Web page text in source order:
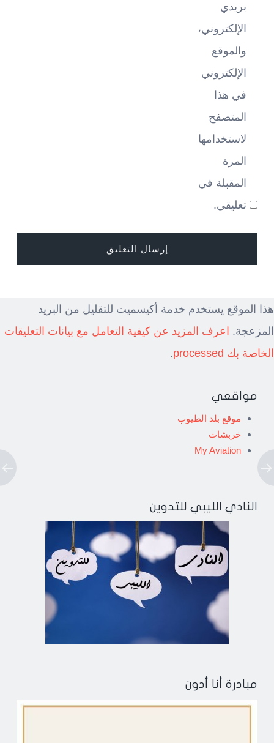
بريدي
الإلكتروني،
والموقع
الإلكتروني
في هذا
المتصفح
لاستخدامها
المرة
المقبلة في
تعليقي.
هذا الموقع يستخدم خدمة أكيسميت للتقليل من البريد
المزعجة.
اعرف المزيد عن كيفية التعامل مع بيانات التعليقات
الخاصة بك processed
.
مواقعي
موقع بلد الطيوب
خربشات
My Aviation
النادي الليبي للتدوين
مبادرة أنا أدون